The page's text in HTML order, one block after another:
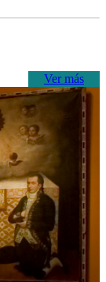
Ver más